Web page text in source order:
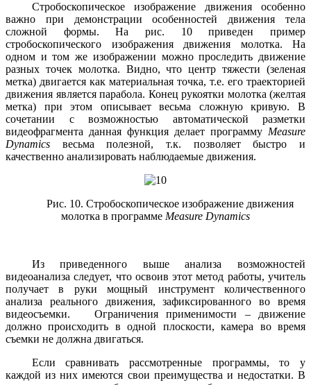
Стробоскопическое изображение движения особенно
важно при демонстрации особенностей движения тела
сложной формы. На рис. 10 приведен пример
стробоскопического изображения движения молотка. На
одном и том же изображении можно проследить движение
разных точек молотка. Видно, что центр тяжести (зеленая
метка) двигается как материальная точка, т.е. его траекторией
движения является парабола. Конец рукоятки молотка (желтая
метка) при этом описывает весьма сложную кривую. В
сочетании с возможностью автоматической разметки
видеофрагмента данная функция делает программу Measure
Dynamics весьма полезной, т.к. позволяет быстро и
качественно анализировать наблюдаемые движения.
Рис. 10. Стробоскопическое изображение движения
молотка в программе Measure Dynamics
Из
приведенного выше анализа возможностей
видеоанализа следует, что освоив этот метод работы, учитель
получает в руки мощный инструмент количественного
анализа реального движения, зафиксированного во время
видеосъемки. Ограничения применимости – движение
должно происходить в одной плоскости, камера во время
съемки не должна двигаться.
Если сравнивать рассмотренные программы, то у
каждой из них имеются свои преимущества и недостатки. В